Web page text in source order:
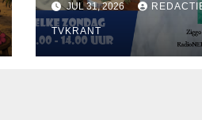
JUL 31, 2026
TVKRANT